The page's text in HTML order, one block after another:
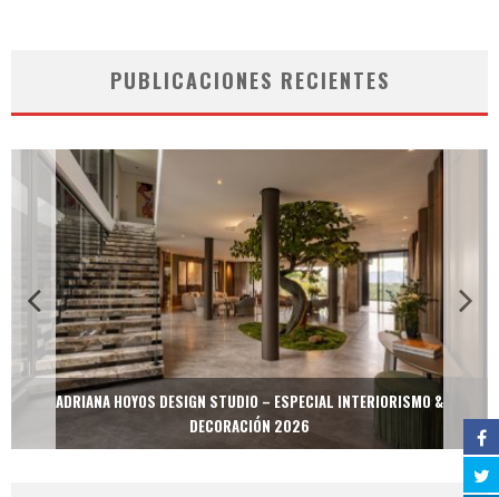
PUBLICACIONES RECIENTES
ADRIANA HOYOS DESIGN STUDIO – ESPECIAL INTERIORISMO &
DECORACIÓN 2026